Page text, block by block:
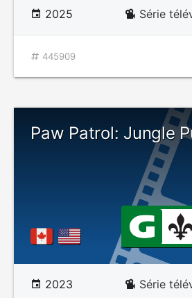
2025 Série
445909
Paw Patrol: Jungle
2023 Série